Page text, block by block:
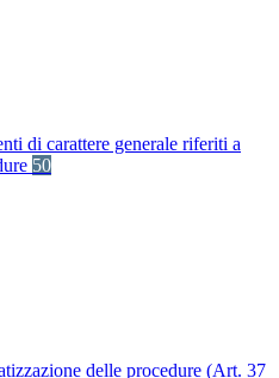
di carattere generale riferiti a
50
delle procedure (Art. 37